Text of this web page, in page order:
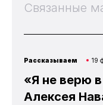
Связанные
Рассказываем 19
«Я не верю
Алексея